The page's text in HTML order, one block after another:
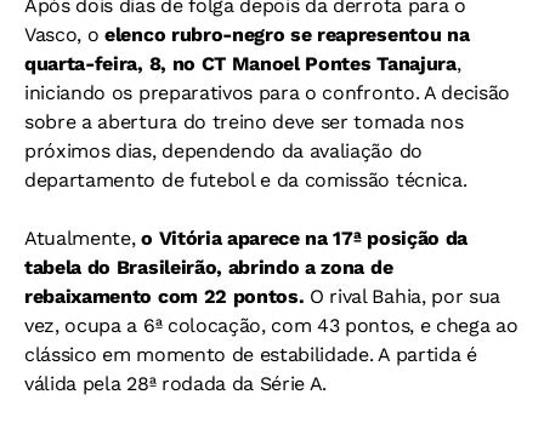
Após dois dias de folga depois da derrota para o
Vasco, o elenco rubro-negro se reapresentou na
quarta-feira, 8, no CT Manoel Pontes Tanajura,
iniciando os preparativos para o confronto. A decisão
sobre a abertura do treino deve ser tomada nos
próximos dias, dependendo da avaliação do
departamento de futebol e da comissão técnica.
Atualmente,o Vitória aparece na 17ª posição da
tabela do Brasileirão, abrindo a zona de
rebaixamento com 22 pontos. O rival Bahia, por sua
vez, ocupa a 6ª colocação, com 43 pontos, e chega ao
clássico em momento de estabilidade. A partida é
válida pela 28ª rodada da Série A.